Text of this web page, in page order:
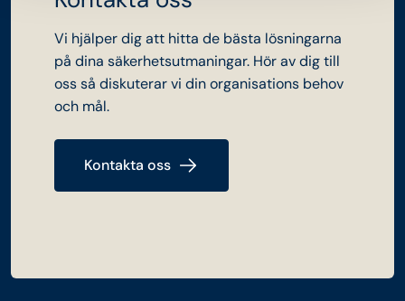
Vi hjälper dig att hitta de bästa lösningarna
på dina säkerhetsutmaningar. Hör av dig till
oss så diskuterar vi din organisations behov
och mål.
Kontakta oss